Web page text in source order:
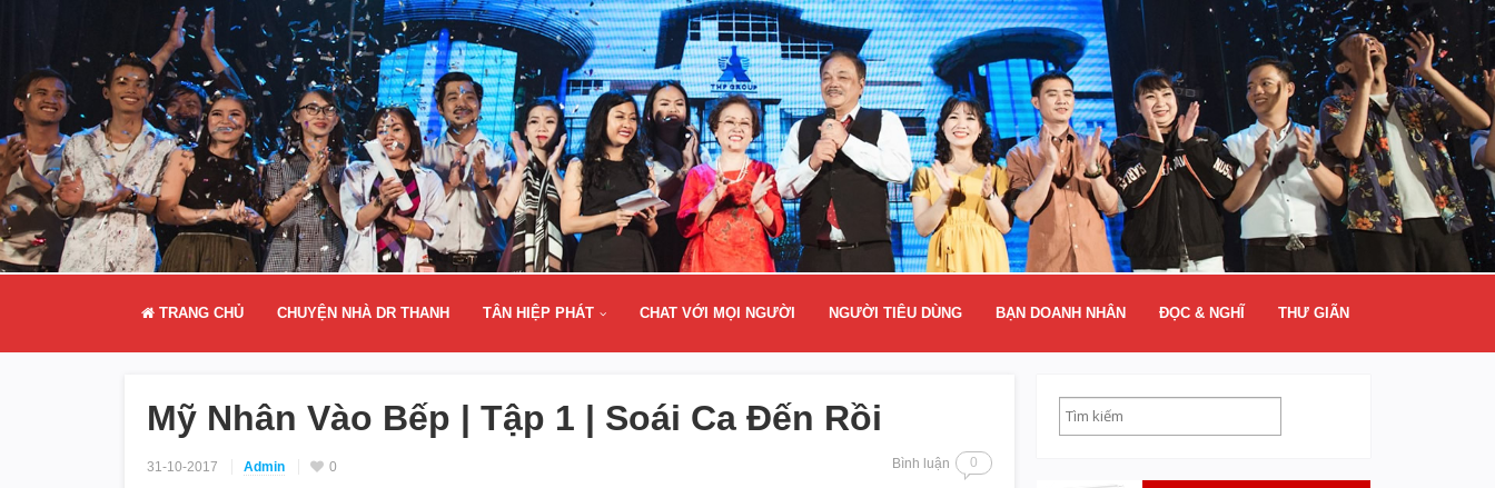
TRANG CHỦ CHUYỆN NHÀ DR THANH TÂN HIỆP PHÁT CHAT VỚI MỌI NGƯỜI NGƯỜI TIÊU DÙNG BẠN DOANH NHÂN ĐỌC & NGHĨ THƯ GIÃN
Mỹ Nhân Vào Bếp | Tập 1 | Soái Ca Đến Rồi
31-10-2017 Admin 0 Bình luận 0